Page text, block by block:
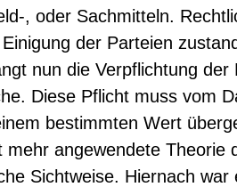
, oder Sachmitteln.
der Parteien
nun die Verpflichtung der
Diese Pflicht muss vom
bestimmten Wert
angewendete Theorie
Sichtweise. Hiernach war